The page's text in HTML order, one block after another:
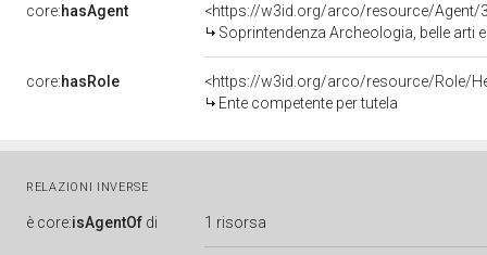
core:hasAgent
<https://w3id.org/arco/resource/
Soprintendenza Archeologia, belle arti
core:hasRole
<https://w3id.org/arco/resource/Role/
Ente competente per tutela
RELAZIONI INVERSE
è core:isAgentOf di 1 risorsa